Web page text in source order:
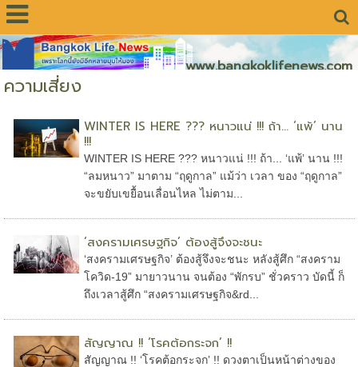
www.bangkoklifenews.com
ความเสี่ยง
WINTER IS HERE ??? หนาวแน่ !!! ถ้า... ‘แพ้’ นาน
!!!
WINTER IS HERE ??? หนาวแน่ !!! ถ้า... ‘แพ้’ นาน !!!
“ลมหนาว” มาตาม “ฤดูกาล” แม้ว่า เวลา ของ “ฤดูกาล”
จะขยับเขยื้อนเลื่อนไหล ไม่ตาม...
‘สงครามเศรษฐกิจ’ ต้องสู้จึงจะชนะ
‘สงครามเศรษฐกิจ’ ต้องสู้จึงจะชนะ หลังสู้ศึก “สงคราม
โควิด-19” มายาวนาน จนต้อง “พักรบ” ชั่วคราว บัดนี้ ก็
ถึงเวลาสู้ศึก “สงครามเศรษฐกิจ&rd...
สัญญาณ !! ‘โรคต้อกระจก’ !!
สัญญาณ !! ‘โรคต้อกระจก’ !! ดวงตาเป็นหน้าต่างของ